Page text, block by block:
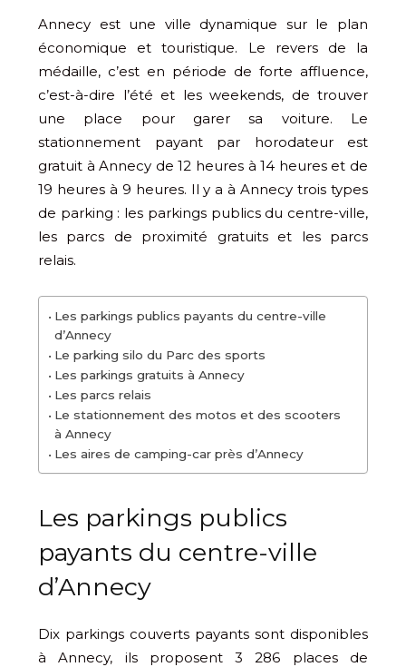
Annecy est une ville dynamique sur le plan
économique et touristique. Le revers de la
médaille, c’est en période de forte affluence,
c’est-à-dire l’été et les weekends, de trouver
une place pour garer sa voiture. Le
stationnement payant par horodateur est
gratuit à Annecy de 12 heures à 14 heures et de
19 heures à 9 heures. Il y a à Annecy trois types
de parking : les parkings publics du centre-ville,
les parcs de proximité gratuits et les parcs
relais.
Les parkings publics payants du centre-ville
d’Annecy
Le parking silo du Parc des sports
Les parkings gratuits à Annecy
Les parcs relais
Le stationnement des motos et des scooters
à Annecy
Les aires de camping-car près d’Annecy
Les parkings publics
payants du centre-ville
d’Annecy
Dix parkings couverts payants sont disponibles
à Annecy, ils proposent 3 286 places de